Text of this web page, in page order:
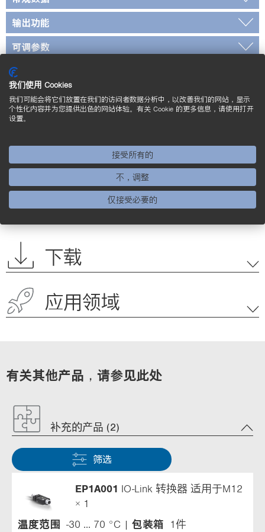
输出功能
可调参数
标准和证书
*经过 wenglor 检定
下载
应用领域
有关其他产品，请参见此处
补充的产品 (2)
筛选
EP1A001 IO-Link 转换器 适用于M12
× 1
温度范围
-30 ... 70 °C 包装箱 1件
我们使用 Cookies
我们可能会将它们放置在我们的访问者数据分析中，以改善我们的网站，显示
个性化内容并为您提供出色的网站体验。有关 Cookie 的更多信息，请使用打开
设置。
接受所有的
不，调整
仅接受必要的